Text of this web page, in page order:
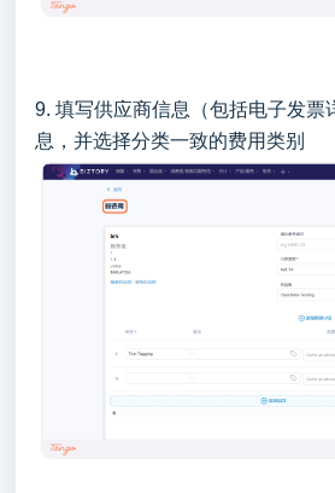
9. 填写供应商信息（包括电子发票
息，并选择分类一致的费用类别